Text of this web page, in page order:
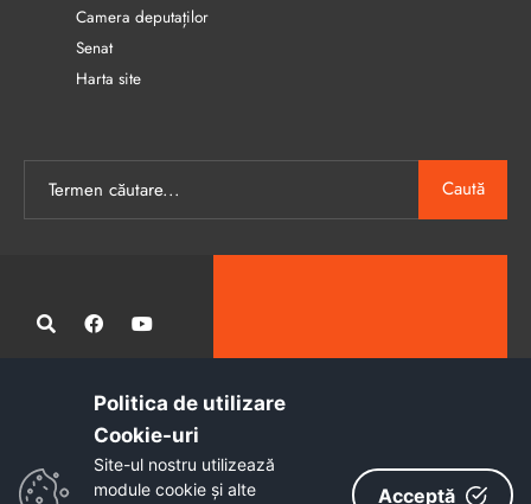
Camera deputaților
Senat
Harta site
Caută
Administrația publică locală informatizată, calitativă și accesibilă
Copyright © 2026 - Primăria Municipiului Petroșani
Politica de utilizare
Cookie-uri‎
Site-ul nostru utilizează
module cookie și alte
Acceptă